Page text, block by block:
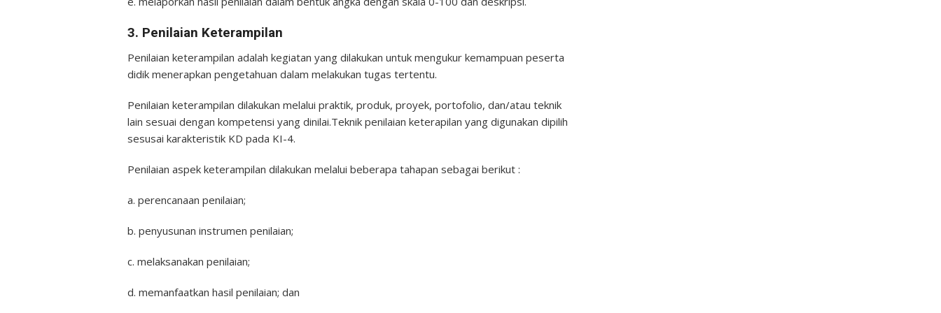
3. Penilaian Keterampilan
Penilaian keterampilan adalah kegiatan yang dilakukan untuk mengukur kemampuan peserta
didik menerapkan pengetahuan dalam melakukan tugas tertentu.
Penilaian keterampilan dilakukan melalui praktik, produk, proyek, portofolio, dan/atau teknik
lain sesuai dengan kompetensi yang dinilai.Teknik penilaian keterapilan yang digunakan dipilih
sesusai karakteristik KD pada KI-4.
Penilaian aspek keterampilan dilakukan melalui beberapa tahapan sebagai berikut :
a. perencanaan penilaian;
b. penyusunan instrumen penilaian;
c. melaksanakan penilaian;
d. memanfaatkan hasil penilaian; dan